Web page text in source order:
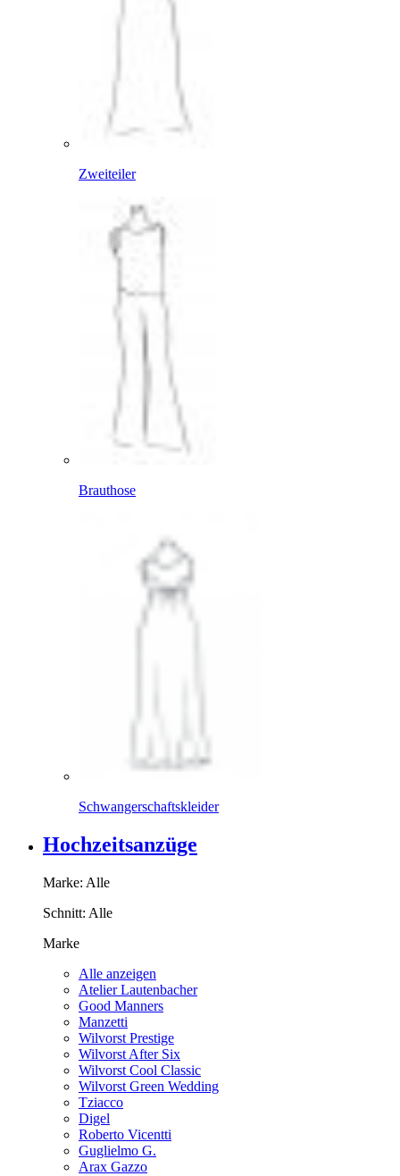
Zweiteiler
Brauthose
Schwangerschaftskleider
Hochzeitsanzüge
Marke: Alle
Schnitt: Alle
Marke
Alle anzeigen
Atelier Lautenbacher
Good Manners
Manzetti
Wilvorst Prestige
Wilvorst After Six
Wilvorst Cool Classic
Wilvorst Green Wedding
Tziacco
Digel
Roberto Vicentti
Guglielmo G.
Arax Gazzo